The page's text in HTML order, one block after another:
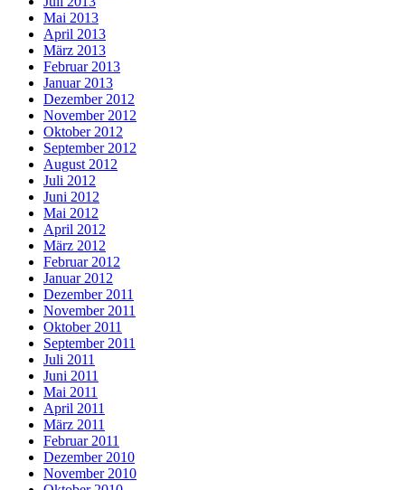
Mai 2013
April 2013
März 2013
Februar 2013
Januar 2013
Dezember 2012
November 2012
Oktober 2012
September 2012
August 2012
Juli 2012
Juni 2012
Mai 2012
April 2012
März 2012
Februar 2012
Januar 2012
Dezember 2011
November 2011
Oktober 2011
September 2011
Juli 2011
Juni 2011
Mai 2011
April 2011
März 2011
Februar 2011
Dezember 2010
November 2010